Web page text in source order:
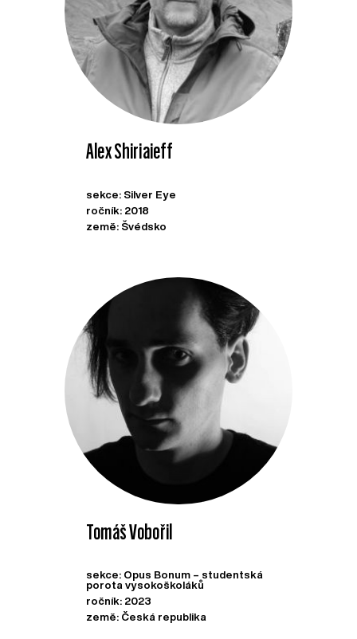
Alex Shiriaieff
sekce: Silver Eye
ročník: 2018
země: Švédsko
Tomáš Vobořil
sekce: Opus Bonum – studentská
porota vysokoškoláků
ročník: 2023
země: Česká republika